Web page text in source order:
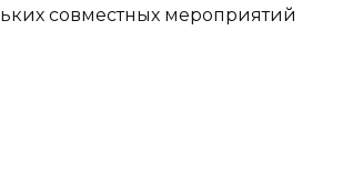
совместных мероприятий